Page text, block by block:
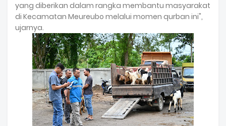
yang diberikan dalam rangka membantu masyarakat
di Kecamatan Meureubo melalui momen qurban ini",
ujarnya.